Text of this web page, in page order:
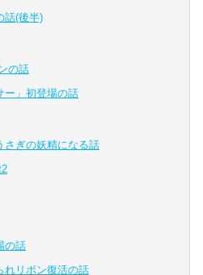
話(後半)
の話
ー」初登場の話
さぎの妖精になる話
の話
れリボン復活の話